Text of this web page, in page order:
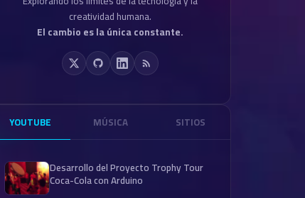
creatividad humana.
El cambio es la única constante.
YOUTUBE MÚSICA SITIOS
Desarrollo del Proyecto Trophy Tour
Coca-Cola con Arduino